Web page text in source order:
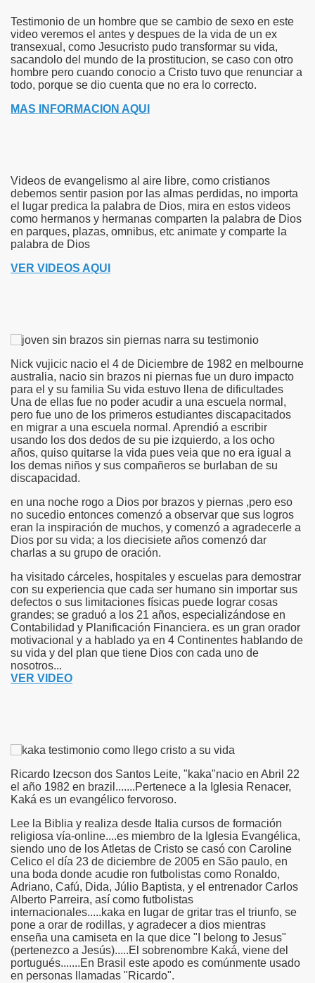
Testimonio de un hombre que se cambio de sexo en este
video veremos el antes y despues de la vida de un ex
transexual, como Jesucristo pudo transformar su vida,
sacandolo del mundo de la prostitucion, se caso con otro
hombre pero cuando conocio a Cristo tuvo que renunciar a
todo, porque se dio cuenta que no era lo correcto.
MAS INFORMACION AQUI
Videos de evangelismo al aire libre, como cristianos
debemos sentir pasion por las almas perdidas, no importa
el lugar predica la palabra de Dios, mira en estos videos
como hermanos y hermanas comparten la palabra de Dios
en parques, plazas, omnibus, etc animate y comparte la
palabra de Dios
VER VIDEOS AQUI
Nick vujicic nacio el 4 de Diciembre de 1982 en melbourne
australia, nacio sin brazos ni piernas fue un duro impacto
para el y su familia Su vida estuvo llena de dificultades
Una de ellas fue no poder acudir a una escuela normal,
pero fue uno de los primeros estudiantes discapacitados
en migrar a una escuela normal. Aprendió a escribir
usando los dos dedos de su pie izquierdo, a los ocho
años, quiso quitarse la vida pues veia que no era igual a
los demas niños y sus compañeros se burlaban de su
discapacidad.
en una noche rogo a Dios por brazos y piernas ,pero eso
no sucedio entonces comenzó a observar que sus logros
eran la inspiración de muchos, y comenzó a agradecerle a
Dios por su vida; a los diecisiete años comenzó dar
charlas a su grupo de oración.
ha visitado cárceles, hospitales y escuelas para demostrar
con su experiencia que cada ser humano sin importar sus
defectos o sus limitaciones físicas puede lograr cosas
grandes; se graduó a los 21 años, especializándose en
Contabilidad y Planificación Financiera. es un gran orador
motivacional y a hablado ya en 4 Continentes hablando de
su vida y del plan que tiene Dios con cada uno de
nosotros...
VER VIDEO
Ricardo Izecson dos Santos Leite, "kaka"nacio en Abril 22
el año 1982 en brazil.......Pertenece a la Iglesia Renacer,
Kaká es un evangélico fervoroso.
Lee la Biblia y realiza desde Italia cursos de formación
religiosa vía-online....es miembro de la Iglesia Evangélica,
siendo uno de los Atletas de Cristo se casó con Caroline
Celico el día 23 de diciembre de 2005 en São paulo, en
una boda donde acudie ron futbolistas como Ronaldo,
Adriano, Cafú, Dida, Júlio Baptista, y el entrenador Carlos
Alberto Parreira, así como futbolistas
internacionales.....kaka en lugar de gritar tras el triunfo, se
pone a orar de rodillas, y agradecer a dios mientras
enseña una camiseta en la que dice "I belong to Jesus"
(pertenezco a Jesús).....El sobrenombre Kaká, viene del
portugués.......En Brasil este apodo es comúnmente usado
en personas llamadas "Ricardo".